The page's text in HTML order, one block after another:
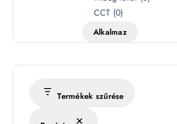
é
s
k
CCT (0)
Alkalmaz
Termékek szűrése